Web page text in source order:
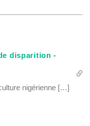
disparition -
nigérienne […]